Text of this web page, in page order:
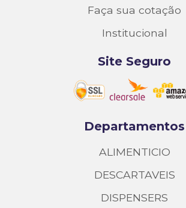
Faça sua cotação
Institucional
Site Seguro
Departamentos
ALIMENTICIO
DESCARTAVEIS
DISPENSERS